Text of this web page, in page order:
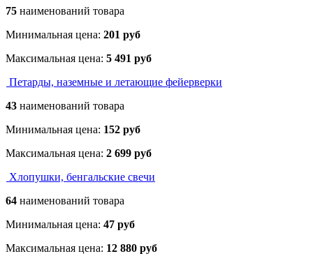
75 наименований товара
Минимальная цена: 201 руб
Максимальная цена: 5 491 руб
Петарды, наземные и летающие фейерверки
43 наименований товара
Минимальная цена: 152 руб
Максимальная цена: 2 699 руб
Хлопушки, бенгальские свечи
64 наименований товара
Минимальная цена: 47 руб
Максимальная цена: 12 880 руб